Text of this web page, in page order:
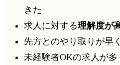
きた
求人に対する理解度が
先方とのやり取りが早
未経験者OKの求人が多